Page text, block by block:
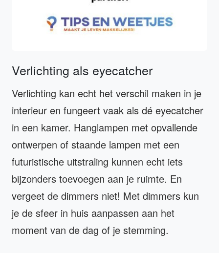
Verlichting als eyecatcher
Verlichting kan echt het verschil maken in je
interieur en fungeert vaak als dé eyecatcher
in een kamer. Hanglampen met opvallende
ontwerpen of staande lampen met een
futuristische uitstraling kunnen echt iets
bijzonders toevoegen aan je ruimte. En
vergeet de dimmers niet! Met dimmers kun
je de sfeer in huis aanpassen aan het
moment van de dag of je stemming.